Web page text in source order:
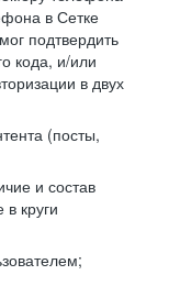
в Сетке
подтвердить
кода, и/или
в двух
(посты,
и состав
круги